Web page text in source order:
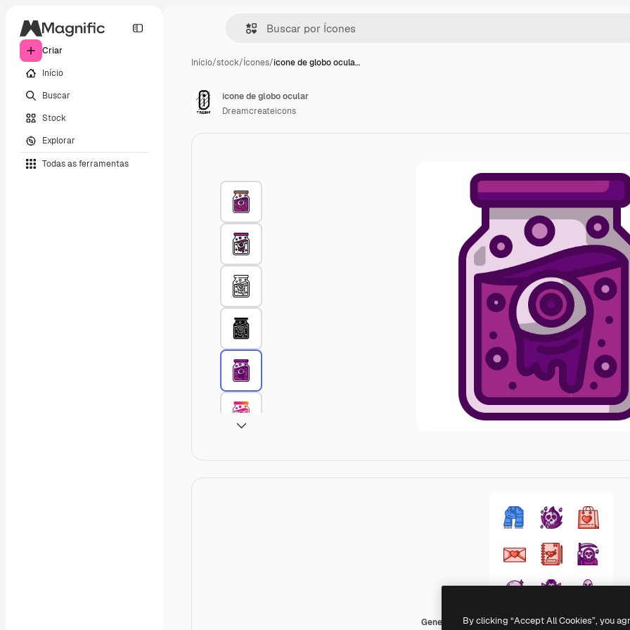
Criar
Início
Buscar
Stock
Explorar
Todas as ferramentas
Início/stock/Ícones/ícone de globo ocula…
Generic Others
ícone de globo ocular
Dreamcreateicons
By clicking “Accept All Cookies”, you